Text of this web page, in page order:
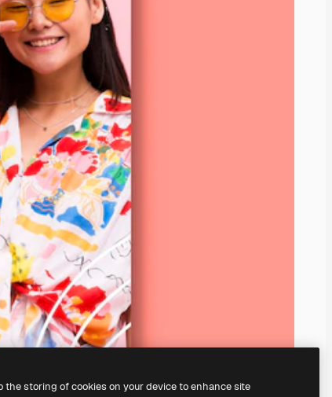
the storing of cookies on your device to enhance site